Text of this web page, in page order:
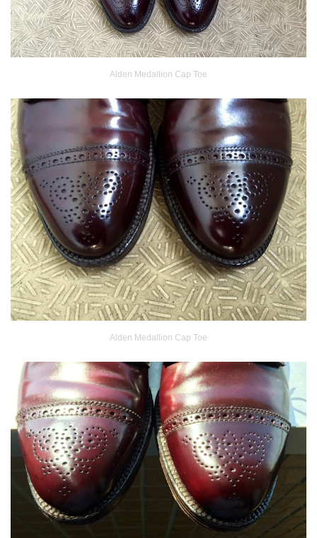
Alden Medallion Cap Toe
Alden Medallion Cap Toe